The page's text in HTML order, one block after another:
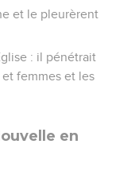
et le pleurèrent
: il pénétrait
et femmes et les
en